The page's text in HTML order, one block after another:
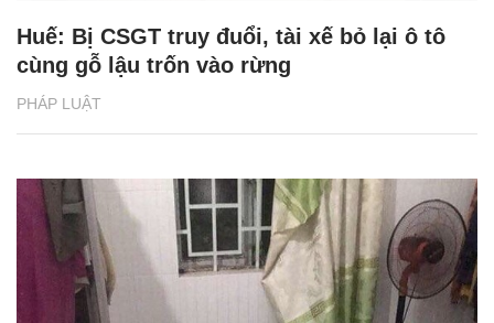
PHÁP LUẬT
Huế: Bị CSGT truy đuổi, tài xế bỏ lại ô tô
cùng gỗ lậu trốn vào rừng